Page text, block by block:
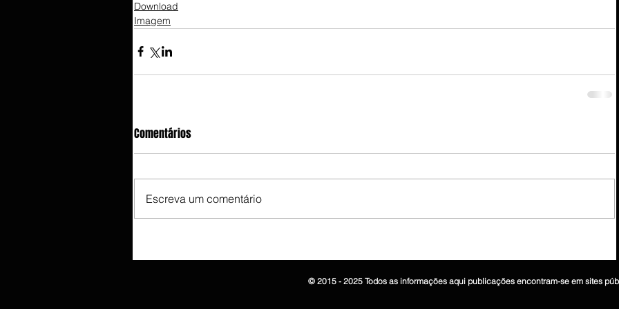
Download
Imagem
Comentários
Escreva um comentário
© 2015 - 2025 Todos as informações aqui publicações encontram-se em sites